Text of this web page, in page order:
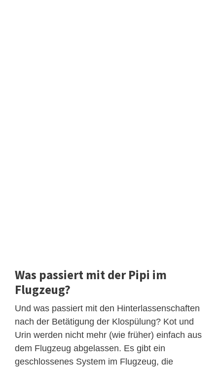
Was passiert mit der Pipi im
Flugzeug?
Und was passiert mit den Hinterlassenschaften
nach der Betätigung der Klospülung? Kot und
Urin werden nicht mehr (wie früher) einfach aus
dem Flugzeug abgelassen. Es gibt ein
geschlossenes System im Flugzeug, die